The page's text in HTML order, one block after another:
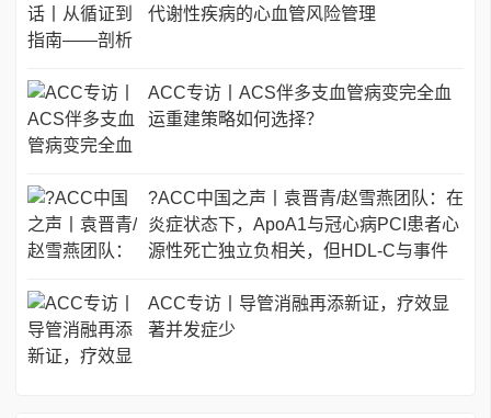
代谢性疾病的心血管风险管理
ACC专访丨ACS伴多支血管病变完全血
运重建策略如何选择？
?ACC中国之声丨袁晋青/赵雪燕团队：在
炎症状态下，ApoA1与冠心病PCI患者心
源性死亡独立负相关，但HDL-C与事件
ACC专访丨导管消融再添新证，疗效显
著并发症少